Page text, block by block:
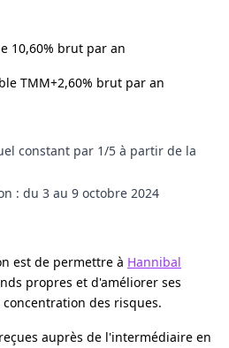
10,60% brut par an
TMM+2,60% brut par an
constant par 1/5 à partir de la
: du 3 au 9 octobre 2024
est de permettre à Hannibal
propres et d'améliorer ses
des risques.
auprès de l'intermédiaire en